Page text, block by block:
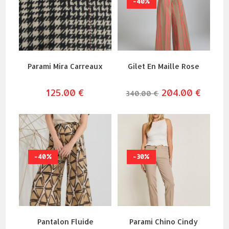
Parami Mira Carreaux
125.00€
Gilet En Maille Rose
340.00€ le
prix
était :
340.00 €.
204.00€
est :
-40%
Pantalon Fluide
-30%
Parami Chino Cindy